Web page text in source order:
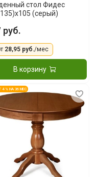
стол Фидес
(серый)
руб.
28,95 руб./мес
В корзину
4 % НА 36 МЕС